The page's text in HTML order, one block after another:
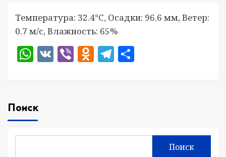
Температура: 32.4°C, Осадки: 96.6 мм, Ветер:
0.7 м/с, Влажность: 65%
WhatsApp
VKViberOdnoklassniki
Telegram
Поиск
Поиск